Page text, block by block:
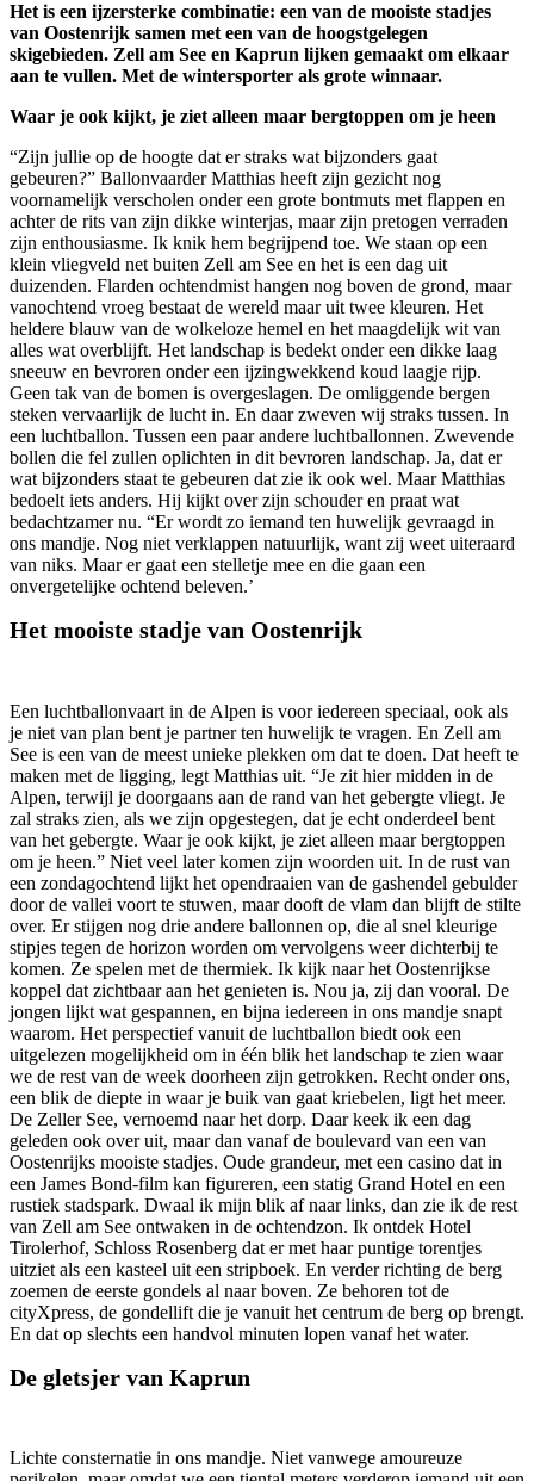
Het is een ijzersterke combinatie: een van de mooiste stadjes
van Oostenrijk samen met een van de hoogstgelegen
skigebieden. Zell am See en Kaprun lijken gemaakt om elkaar
aan te vullen. Met de wintersporter als grote winnaar.
Waar je ook kijkt, je ziet alleen maar bergtoppen om je heen
“Zijn jullie op de hoogte dat er straks wat bijzonders gaat
gebeuren?” Ballonvaarder Matthias heeft zijn gezicht nog
voornamelijk verscholen onder een grote bontmuts met flappen en
achter de rits van zijn dikke winterjas, maar zijn pretogen verraden
zijn enthousiasme. Ik knik hem begrijpend toe. We staan op een
klein vliegveld net buiten Zell am See en het is een dag uit
duizenden. Flarden ochtendmist hangen nog boven de grond, maar
vanochtend vroeg bestaat de wereld maar uit twee kleuren. Het
heldere blauw van de wolkeloze hemel en het maagdelijk wit van
alles wat overblijft. Het landschap is bedekt onder een dikke laag
sneeuw en bevroren onder een ijzingwekkend koud laagje rijp.
Geen tak van de bomen is overgeslagen. De omliggende bergen
steken vervaarlijk de lucht in. En daar zweven wij straks tussen. In
een luchtballon. Tussen een paar andere luchtballonnen. Zwevende
bollen die fel zullen oplichten in dit bevroren landschap. Ja, dat er
wat bijzonders staat te gebeuren dat zie ik ook wel. Maar Matthias
bedoelt iets anders. Hij kijkt over zijn schouder en praat wat
bedachtzamer nu. “Er wordt zo iemand ten huwelijk gevraagd in
ons mandje. Nog niet verklappen natuurlijk, want zij weet uiteraard
van niks. Maar er gaat een stelletje mee en die gaan een
onvergetelijke ochtend beleven.’
Het mooiste stadje van Oostenrijk
Een luchtballonvaart in de Alpen is voor iedereen speciaal, ook als
je niet van plan bent je partner ten huwelijk te vragen. En Zell am
See is een van de meest unieke plekken om dat te doen. Dat heeft te
maken met de ligging, legt Matthias uit. “Je zit hier midden in de
Alpen, terwijl je doorgaans aan de rand van het gebergte vliegt. Je
zal straks zien, als we zijn opgestegen, dat je echt onderdeel bent
van het gebergte. Waar je ook kijkt, je ziet alleen maar bergtoppen
om je heen.” Niet veel later komen zijn woorden uit. In de rust van
een zondagochtend lijkt het opendraaien van de gashendel gebulder
door de vallei voort te stuwen, maar dooft de vlam dan blijft de stilte
over. Er stijgen nog drie andere ballonnen op, die al snel kleurige
stipjes tegen de horizon worden om vervolgens weer dichterbij te
komen. Ze spelen met de thermiek. Ik kijk naar het Oostenrijkse
koppel dat zichtbaar aan het genieten is. Nou ja, zij dan vooral. De
jongen lijkt wat gespannen, en bijna iedereen in ons mandje snapt
waarom. Het perspectief vanuit de luchtballon biedt ook een
uitgelezen mogelijkheid om in één blik het landschap te zien waar
we de rest van de week doorheen zijn getrokken. Recht onder ons,
een blik de diepte in waar je buik van gaat kriebelen, ligt het meer.
De Zeller See, vernoemd naar het dorp. Daar keek ik een dag
geleden ook over uit, maar dan vanaf de boulevard van een van
Oostenrijks mooiste stadjes. Oude grandeur, met een casino dat in
een James Bond-film kan figureren, een statig Grand Hotel en een
rustiek stadspark. Dwaal ik mijn blik af naar links, dan zie ik de rest
van Zell am See ontwaken in de ochtendzon. Ik ontdek Hotel
Tirolerhof, Schloss Rosenberg dat er met haar puntige torentjes
uitziet als een kasteel uit een stripboek. En verder richting de berg
zoemen de eerste gondels al naar boven. Ze behoren tot de
cityXpress, de gondellift die je vanuit het centrum de berg op brengt.
En dat op slechts een handvol minuten lopen vanaf het water.
De gletsjer van Kaprun
Lichte consternatie in ons mandje. Niet vanwege amoureuze